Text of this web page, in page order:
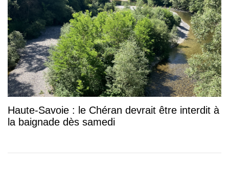
Haute-Savoie : le Chéran devrait être interdit à
la baignade dès samedi